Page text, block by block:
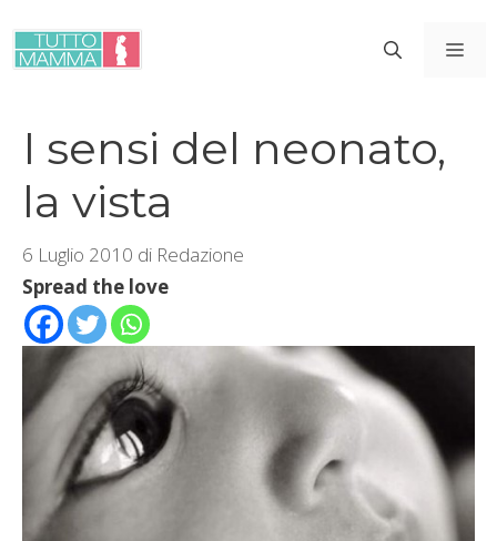
contenuto
I sensi del neonato,
la vista
6 Luglio 2010 di Redazione
Spread the love